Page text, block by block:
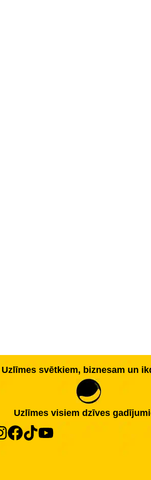
Uzlīmes svētkiem, biznesam un
Uzlīmes visiem dzīves